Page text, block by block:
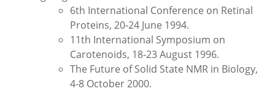
6th International Conference on Retinal
Proteins, 20-24 June 1994.
11th International Symposium on
Carotenoids, 18-23 August 1996.
The Future of Solid State NMR in Biology,
4-8 October 2000.